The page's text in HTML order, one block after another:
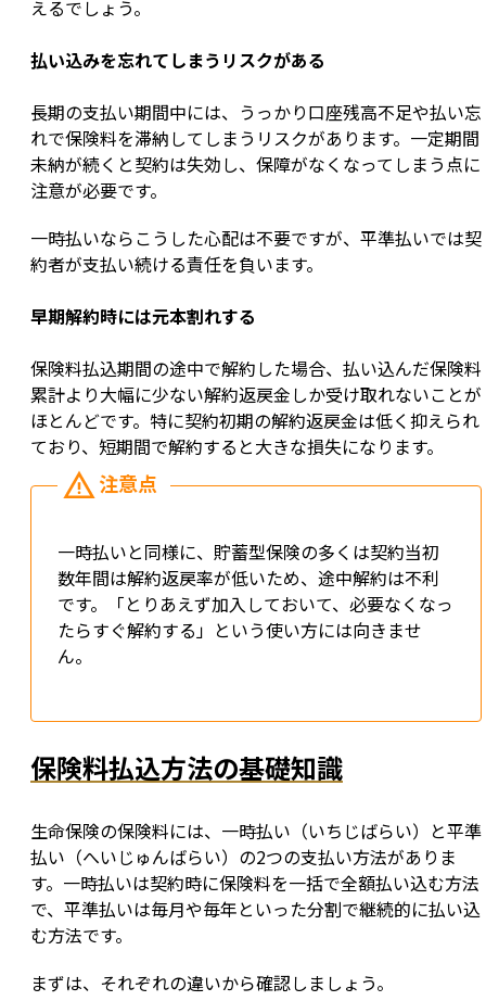
えるでしょう。
払い込みを忘れてしまうリスクがある
長期の支払い期間中には、うっかり口座残高不足や払い忘
れで保険料を滞納してしまうリスクがあります。一定期間
未納が続くと契約は失効し、保障がなくなってしまう点に
注意が必要です。
一時払いならこうした心配は不要ですが、平準払いでは契
約者が支払い続ける責任を負います。
早期解約時には元本割れする
保険料払込期間の途中で解約した場合、払い込んだ保険料
累計より大幅に少ない解約返戻金しか受け取れないことが
ほとんどです。特に契約初期の解約返戻金は低く抑えられ
ており、短期間で解約すると大きな損失になります。
一時払いと同様に、貯蓄型保険の多くは契約当初
数年間は解約返戻率が低いため、途中解約は不利
です。「とりあえず加入しておいて、必要なくなっ
たらすぐ解約する」という使い方には向きませ
ん。
保険料払込方法の基礎知識
生命保険の保険料には、一時払い（いちじばらい）と平準
払い（へいじゅんばらい）の2つの支払い方法がありま
す。一時払いは契約時に保険料を一括で全額払い込む方法
で、平準払いは毎月や毎年といった分割で継続的に払い込
む方法です。
まずは、それぞれの違いから確認しましょう。